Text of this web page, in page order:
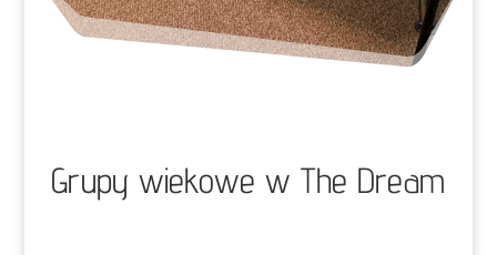
Grupy wiekowe w The Dream